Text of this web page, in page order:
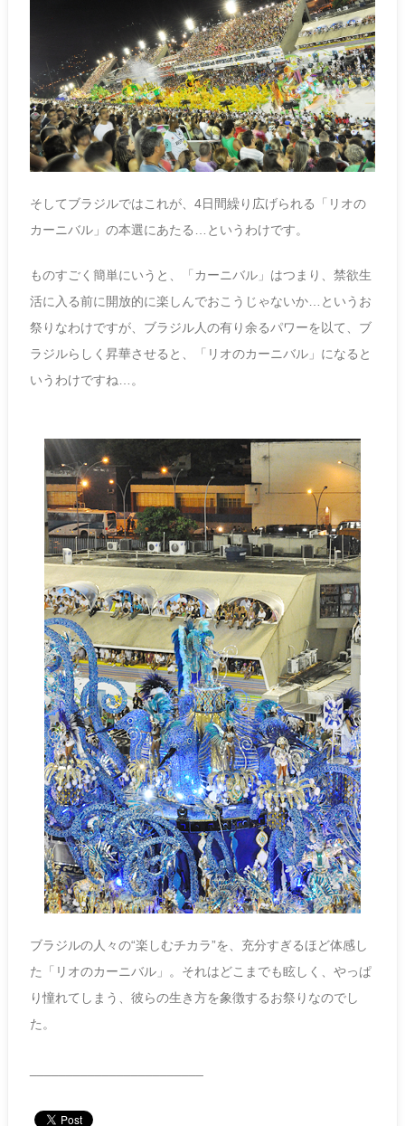
そしてブラジルではこれが、4日間繰り広げられる「リオの
カーニバル」の本選にあたる…というわけです。
ものすごく簡単にいうと、「カーニバル」はつまり、禁欲生
活に入る前に開放的に楽しんでおこうじゃないか…というお
祭りなわけですが、ブラジル人の有り余るパワーを以て、ブ
ラジルらしく昇華させると、「リオのカーニバル」になると
いうわけですね…。
ブラジルの人々の“楽しむチカラ”を、充分すぎるほど体感し
た「リオのカーニバル」。それはどこまでも眩しく、やっぱ
り憧れてしまう、彼らの生き方を象徴するお祭りなのでし
た。